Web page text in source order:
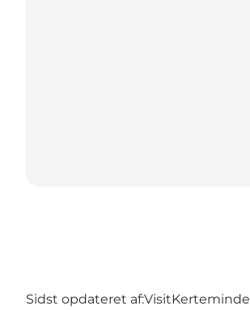
Sidst opdateret af:VisitKerteminde